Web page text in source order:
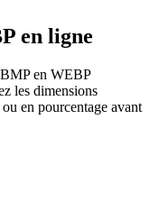
en ligne
en WEBP
les dimensions
en pourcentage avant